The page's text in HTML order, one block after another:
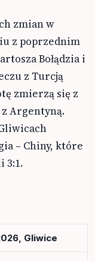
zmian w
z poprzednim
Bołądzia i
z Turcją
zmierzą się z
Argentyną.
– Chiny, które
3:1.
Gliwice